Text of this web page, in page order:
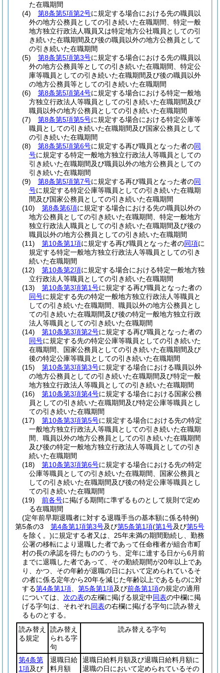
た在職期間
(4)
第8条第5項第2号に規定する場合における先の職員以
外の地方公務員としての引き続いた在職期間、特定一般
地方独立行政法人職員又は特定地方公社職員としての引
き続いた在職期間及び後の職員以外の地方公務員として
の引き続いた在職期間
(5)
第8条第5項第3号に規定する場合における先の職員以
外の地方公務員等としての引き続いた在職期間、特定公
庫等職員としての引き続いた在職期間及び後の職員以外
の地方公務員等としての引き続いた在職期間
(6)
第8条第5項第4号に規定する場合における特定一般地
方独立行政法人等職員としての引き続いた在職期間及び
職員以外の地方公務員としての引き続いた在職期間
(7)
第8条第5項第5号に規定する場合における特定公庫等
職員としての引き続いた在職期間及び国家公務員として
の引き続いた在職期間
(8)
第8条第5項第6号に規定する再び職員となった者の同
号に規定する特定一般地方独立行政法人等職員としての
引き続いた在職期間及び職員以外の地方公務員としての
引き続いた在職期間
(9)
第8条第5項第7号に規定する再び職員となった者の同
号に規定する特定公庫等職員としての引き続いた在職期
間及び国家公務員としての引き続いた在職期間
(10)
第8条第6項に規定する場合における先の職員以外の
地方公務員としての引き続いた在職期間、特定一般地方
独立行政法人職員としての引き続いた在職期間及び後の
職員以外の地方公務員としての引き続いた在職期間
(11)
第10条第1項に規定する再び職員となった者の同項に
規定する特定一般地方独立行政法人等職員としての引き
続いた在職期間
(12)
第10条第2項に規定する場合における特定一般地方独
立行政法人等職員としての引き続いた在職期間
(13)
第10条第3項第1号に規定する再び職員となった者の
同号に規定する先の特定一般地方独立行政法人等職員と
しての引き続いた在職期間、職員以外の地方公務員とし
ての引き続いた在職期間及び後の特定一般地方独立行政
法人等職員としての引き続いた在職期間
(14)
第10条第3項第2号に規定する再び職員となった者の
同号に規定する先の特定公庫等職員としての引き続いた
在職期間、国家公務員としての引き続いた在職期間及び
後の特定公庫等職員としての引き続いた在職期間
(15)
第10条第3項第3号に規定する場合における職員以外
の地方公務員としての引き続いた在職期間及び特定一般
地方独立行政法人等職員としての引き続いた在職期間
(16)
第10条第3項第4号に規定する場合における国家公務
員としての引き続いた在職期間及び特定公庫等職員とし
ての引き続いた在職期間
(17)
第10条第3項第5号に規定する場合における先の特定
一般地方独立行政法人等職員としての引き続いた在職期
間、職員以外の地方公務員としての引き続いた在職期間
及び後の特定一般地方独立行政法人等職員としての引き
続いた在職期間
(18)
第10条第3項第6号に規定する場合における先の特定
公庫等職員としての引き続いた在職期間、国家公務員と
しての引き続いた在職期間及び後の特定公庫等職員とし
ての引き続いた在職期間
(19)
前各号に掲げる期間に準ずるものとして規則で定め
る在職期間
(定年前早期退職者に対する退職手当の基本額に係る特例)
第5条の3
第4条第1項第3号及び第5条第1項(第1号及び第5号
を除く。)に規定する者又は、25年未満の期間勤続し、勤務
公署の移転により退職した者であって任命権者が組合市町
村の長の承認を得たもののうち、定年に達する日から6月前
までに退職した者であって、その勤続期間が20年以上であ
り、かつ、その年齢が退職の日において定められているそ
の者に係る定年から20年を減じた年齢以上であるものに対
する第4条第1項 第5条第1項及び前条第1項の規定の適用
については、 次の表の左欄に掲げる規定中同表の中欄に掲
げる字句は、それぞれ同表の右欄に掲げる字句に読み替え
るものとする。
読み替え
る規定
読み替え
られる字
句
読み替える字句
第4条第
1項及び
退職日給
料月額
退職日給料月額及び退職日給料月額に
退職の日において定められているその